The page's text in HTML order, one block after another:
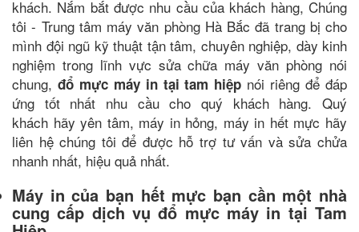
khách. Nắm bắt được nhu cầu của khách hàng, Chúng
tôi - Trung tâm máy văn phòng Hà Bắc đã trang bị cho
mình đội ngũ kỹ thuật tận tâm, chuyên nghiệp, dày kinh
nghiệm trong lĩnh vực sửa chữa máy văn phòng nói
chung, đổ mực máy in tại tam hiệp nói riêng để đáp
ứng tốt nhất nhu cầu cho quý khách hàng. Quý
khách hãy yên tâm, máy in hỏng, máy in hết mực hãy
liên hệ chúng tôi để được hỗ trợ tư vấn và sửa chửa
nhanh nhất, hiệu quả nhất.
Máy in của bạn hết mực bạn cần một nhà
cung cấp dịch vụ đổ mực máy in tại Tam